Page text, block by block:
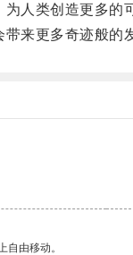
人类创造更多的
来更多奇迹般的
由移动。